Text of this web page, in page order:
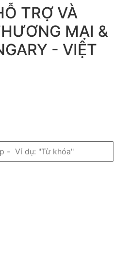
TRỢ VÀ
MẠI &
- VIỆT